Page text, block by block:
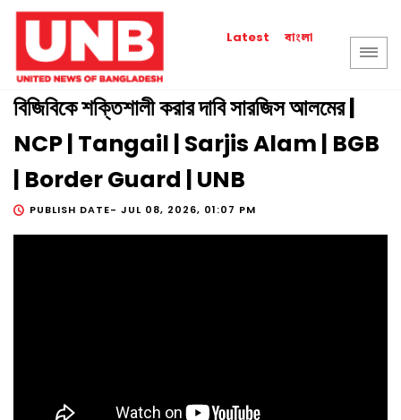
Latest বাংলা
বিজিবিকে শক্তিশালী করার দাবি সারজিস আলমের |
NCP | Tangail | Sarjis Alam | BGB
| Border Guard | UNB
PUBLISH DATE- JUL 08, 2026, 01:07 PM